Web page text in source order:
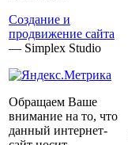
Создание и
продвижение сайта
— Simplex Studio
Обращаем Ваше
внимание на то, что
данный интернет-